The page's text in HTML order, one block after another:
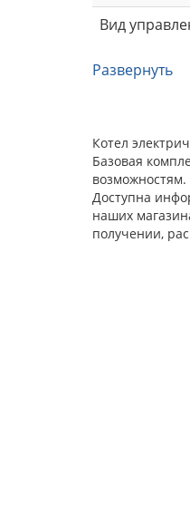
Вид
Развернуть
Котел
Базовая
Доступна
наших
получении,